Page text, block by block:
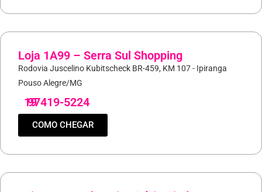
Loja 1A99 – Serra Sul Shopping
Rodovia Juscelino Kubitscheck BR-459, KM 107 - Ipiranga
Pouso Alegre/MG
19
97419-5224
COMO CHEGAR